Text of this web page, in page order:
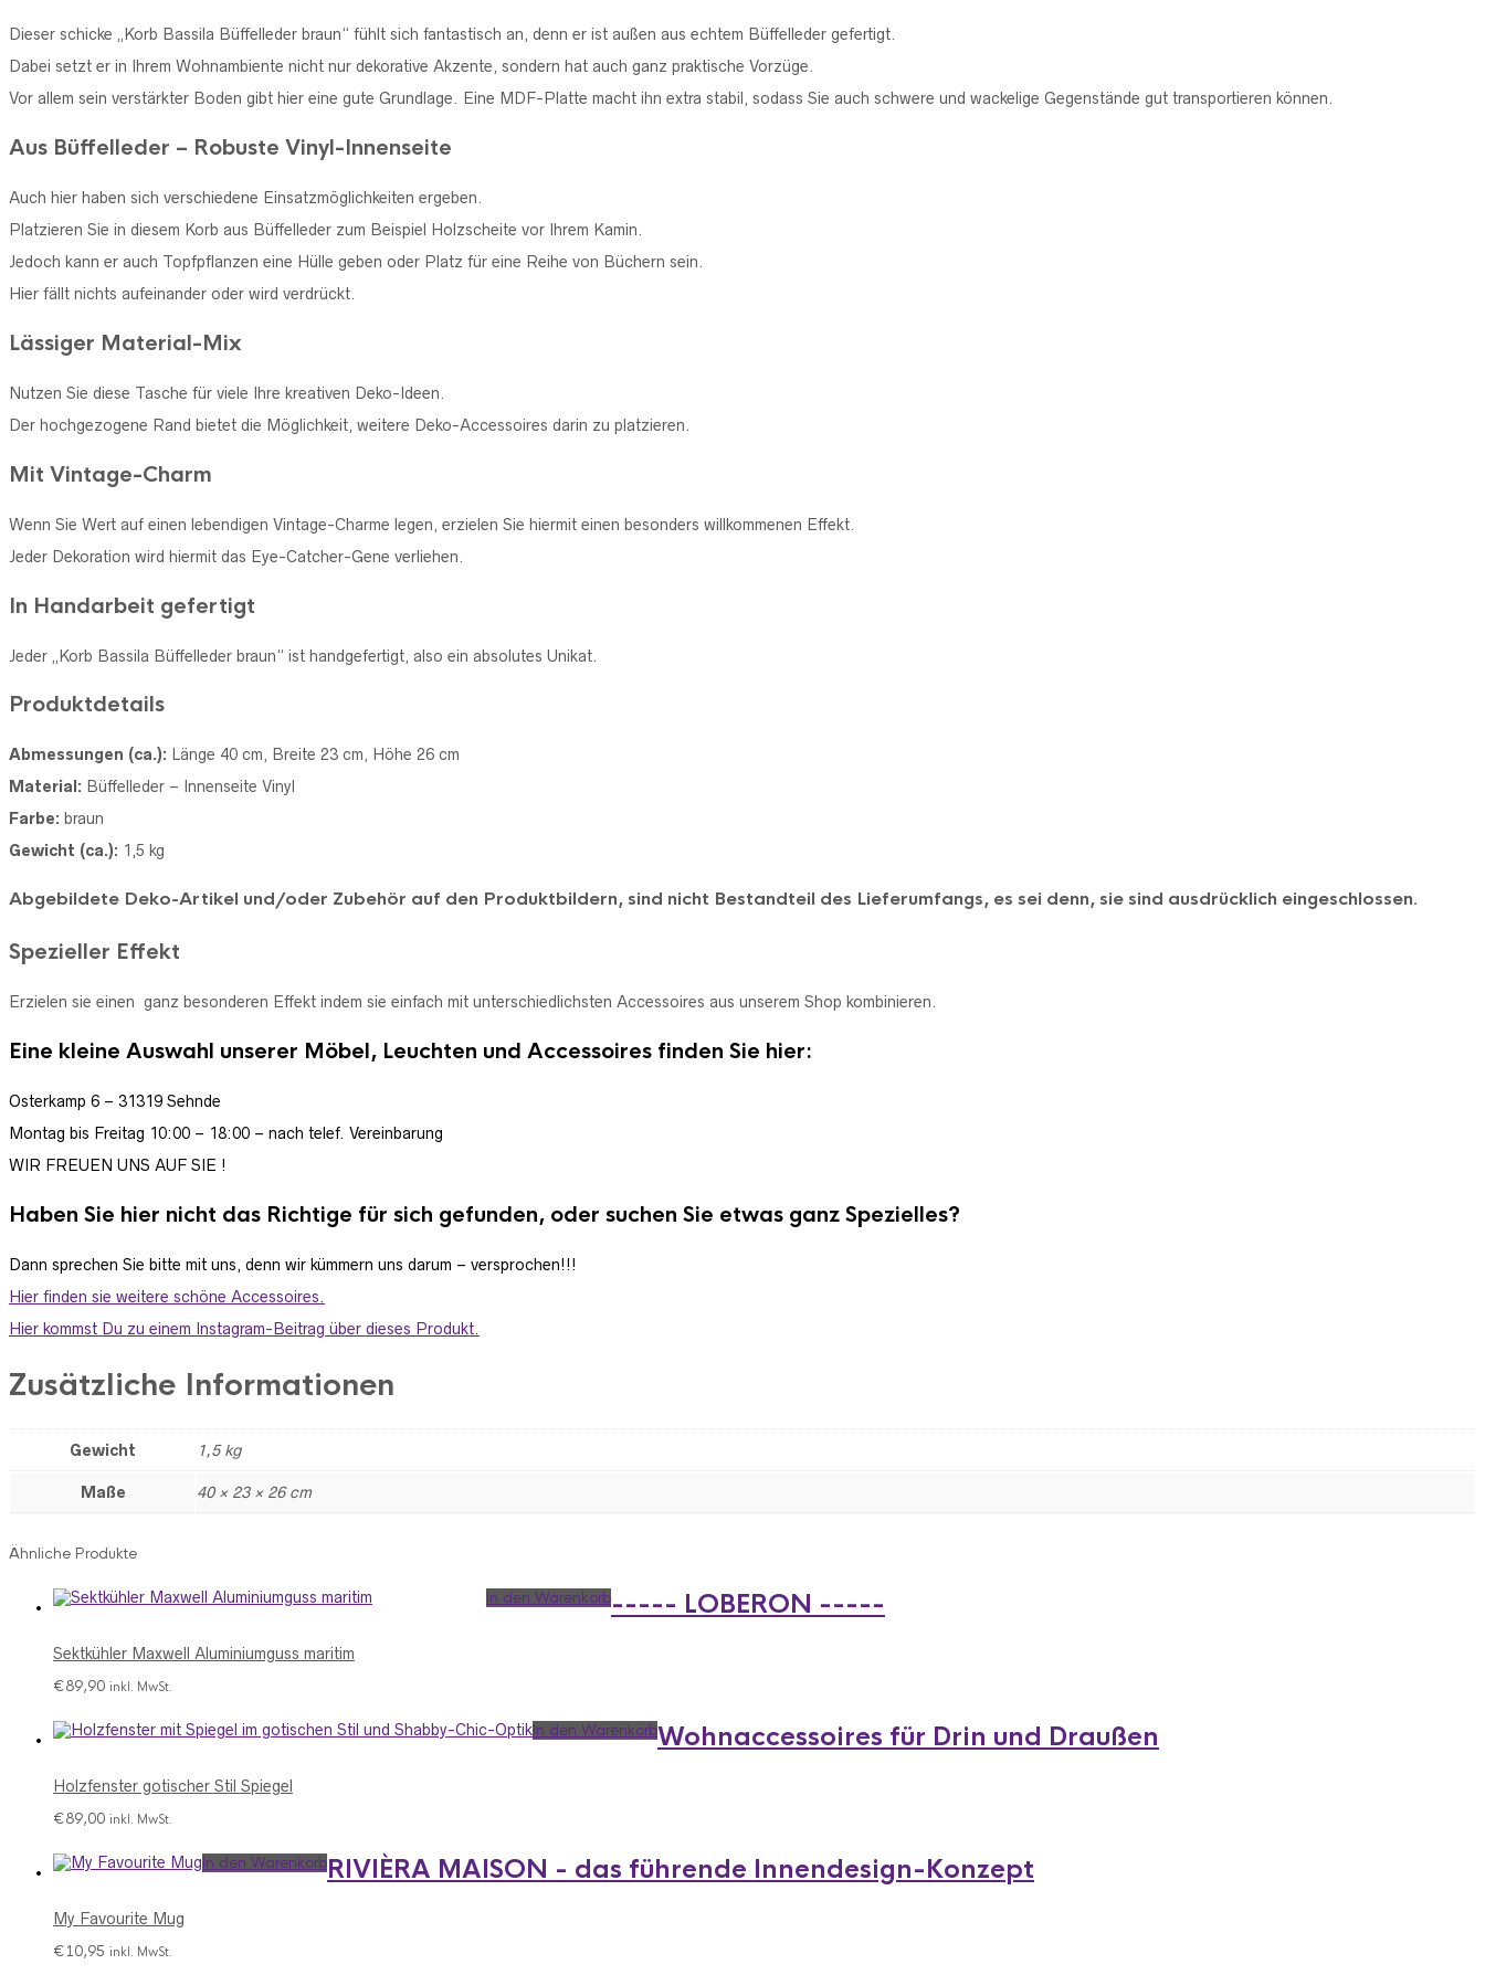
Dieser schicke „Korb Bassila Büffelleder braun“ fühlt sich fantastisch an, denn er ist außen aus echtem Büffelleder gefertigt.
Dabei setzt er in Ihrem Wohnambiente nicht nur dekorative Akzente, sondern hat auch ganz praktische Vorzüge.
Vor allem sein verstärkter Boden gibt hier eine gute Grundlage. Eine MDF-Platte macht ihn extra stabil, sodass Sie auch schwere und wackelige Gegenstände gut transportieren können.
Aus Büffelleder – Robuste Vinyl-Innenseite
Auch hier haben sich verschiedene Einsatzmöglichkeiten ergeben.
Platzieren Sie in diesem Korb aus Büffelleder zum Beispiel Holzscheite vor Ihrem Kamin.
Jedoch kann er auch Topfpflanzen eine Hülle geben oder Platz für eine Reihe von Büchern sein.
Hier fällt nichts aufeinander oder wird verdrückt.
Lässiger Material-Mix
Nutzen Sie diese Tasche für viele Ihre kreativen Deko-Ideen.
Der hochgezogene Rand bietet die Möglichkeit, weitere Deko-Accessoires darin zu platzieren.
Mit Vintage-Charm
Wenn Sie Wert auf einen lebendigen Vintage-Charme legen, erzielen Sie hiermit einen besonders willkommenen Effekt.
Jeder Dekoration wird hiermit das Eye-Catcher-Gene verliehen.
In Handarbeit gefertigt
Jeder „Korb Bassila Büffelleder braun“ ist handgefertigt, also ein absolutes Unikat.
Produktdetails
Abmessungen (ca.): Länge 40 cm, Breite 23 cm, Höhe 26 cm
Material: Büffelleder – Innenseite Vinyl
Farbe: braun
Gewicht (ca.): 1,5 kg
Abgebildete Deko-Artikel und/oder Zubehör auf den Produktbildern, sind nicht Bestandteil des Lieferumfangs, es sei denn, sie sind ausdrücklich eingeschlossen.
Spezieller Effekt
Erzielen sie einen ganz besonderen Effekt indem sie einfach mit unterschiedlichsten Accessoires aus unserem Shop kombinieren.
Eine kleine Auswahl unserer Möbel, Leuchten und Accessoires finden Sie hier:
Osterkamp 6 – 31319 Sehnde
Montag bis Freitag 10:00 – 18:00 – nach telef. Vereinbarung
WIR FREUEN UNS AUF SIE !
Haben Sie hier nicht das Richtige für sich gefunden, oder suchen Sie etwas ganz Spezielles?
Dann sprechen Sie bitte mit uns, denn wir kümmern uns darum – versprochen!!!
Hier finden sie weitere schöne Accessoires.
Hier kommst Du zu einem Instagram-Beitrag über dieses Produkt.
Zusätzliche Informationen
Gewicht 1,5 kg
Maße 40 × 23 × 26 cm
Ähnliche Produkte
In den Warenkorb----- LOBERON -----
Sektkühler Maxwell Aluminiumguss maritim
€89,90 inkl. MwSt.
In den WarenkorbWohnaccessoires für Drin und Draußen
Holzfenster gotischer Stil Spiegel
€89,00 inkl. MwSt.
In den WarenkorbRIVIÈRA MAISON - das führende Innendesign-Konzept
My Favourite Mug
€10,95 inkl. MwSt.